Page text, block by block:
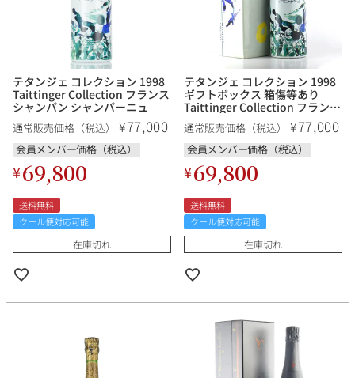
テタンジェ コレクション 1998
Taittinger Collection フランス
シャンパン シャンパーニュ
通常販売価格（税込） ¥77,000
会員メンバー価格（税込）
¥69,800
送料無料
クール便対応可能
在庫切れ
テタンジェ コレクション 1998
ギフトボックス 箱傷等あり
Taittinger Collection フランス
シャンパン シャンパーニュ
通常販売価格（税込） ¥77,000
会員メンバー価格（税込）
¥69,800
送料無料
クール便対応可能
在庫切れ